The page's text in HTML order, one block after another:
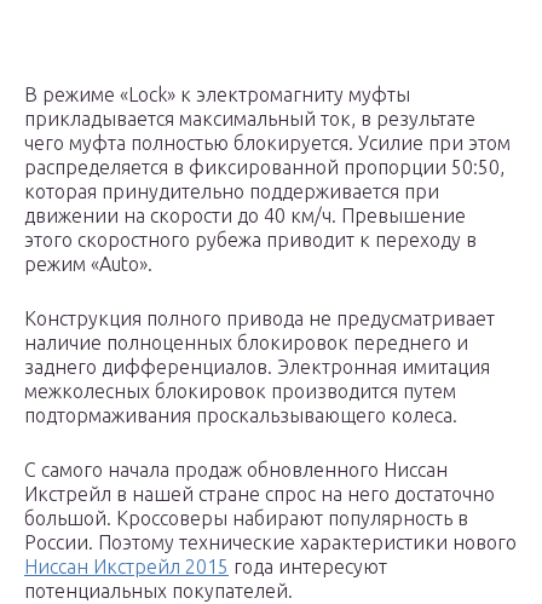
В режиме «Lock» к электромагниту муфты
прикладывается максимальный ток, в результате
чего муфта полностью блокируется. Усилие при этом
распределяется в фиксированной пропорции 50:50,
которая принудительно поддерживается при
движении на скорости до 40 км/ч. Превышение
этого скоростного рубежа приводит к переходу в
режим «Auto».
Конструкция полного привода не предусматривает
наличие полноценных блокировок переднего и
заднего дифференциалов. Электронная имитация
межколесных блокировок производится путем
подтормаживания проскальзывающего колеса.
С самого начала продаж обновленного Ниссан
Икстрейл в нашей стране спрос на него достаточно
большой. Кроссоверы набирают популярность в
России. Поэтому технические характеристики нового
Ниссан Икстрейл 2015 года интересуют
потенциальных покупателей.